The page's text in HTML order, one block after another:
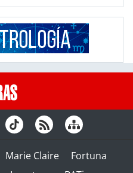
Marie Claire
Fortuna